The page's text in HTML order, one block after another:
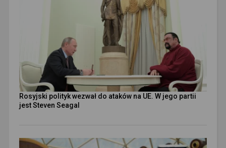
Rosyjski polityk wezwał do ataków na UE. W jego partii
jest Steven Seagal